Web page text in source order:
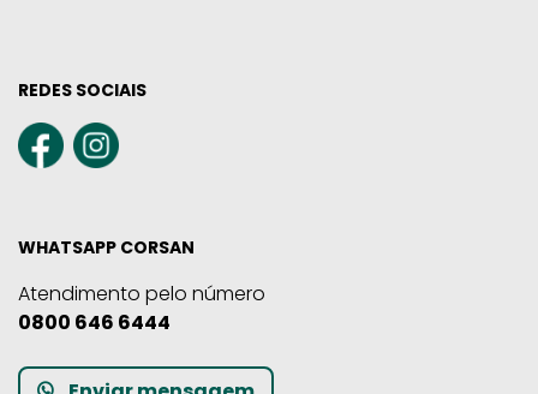
REDES SOCIAIS
WHATSAPP CORSAN
Atendimento pelo número
0800 646 6444